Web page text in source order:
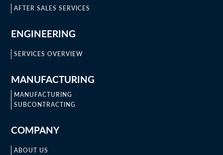
AFTER SALES SERVICES
ENGINEERING
SERVICES OVERVIEW
MANUFACTURING
MANUFACTURING
SUBCONTRACTING
COMPANY
ABOUT US